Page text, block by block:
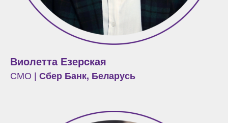
Виолетта Езерская
CMO | Сбер Банк, Беларусь